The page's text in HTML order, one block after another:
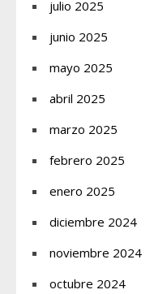
julio 2025
junio 2025
mayo 2025
abril 2025
marzo 2025
febrero 2025
enero 2025
diciembre 2024
noviembre 2024
octubre 2024